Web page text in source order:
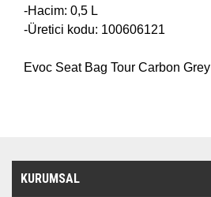
-Hacim: 0,5 L
-Üretici kodu: 100606121
Evoc Seat Bag Tour Carbon Grey
KURUMSAL